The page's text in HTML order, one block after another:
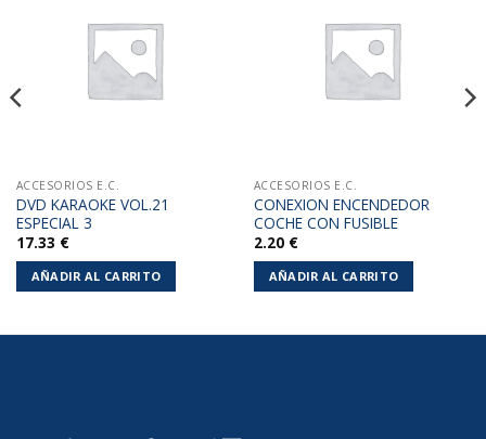
ACCESORIOS E.C.
DVD KARAOKE VOL.21
ESPECIAL 3
17.33 €
AÑADIR AL CARRITO
ACCESORIOS E.C.
CONEXION ENCENDEDOR
COCHE CON FUSIBLE
2.20 €
AÑADIR AL CARRITO